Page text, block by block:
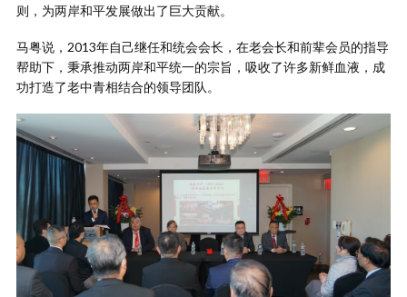
则，为两岸和平发展做出了巨大贡献。
马粤说，2013年自己继任和统会会长，在老会长和前辈会员的指导
帮助下，秉承推动两岸和平统一的宗旨，吸收了许多新鲜血液，成
功打造了老中青相结合的领导团队。